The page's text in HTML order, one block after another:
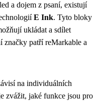
a dojem z psaní, existují
E Ink. Tyto bloky
ukládat a sdílet
značky patří reMarkable a
na individuálních
zvážit, jaké funkce jsou pro